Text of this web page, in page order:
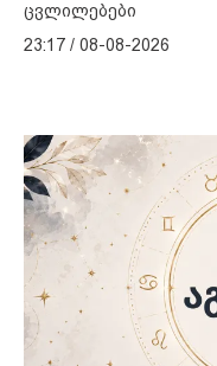
ცვლილებები
23:17 / 08-08-2026